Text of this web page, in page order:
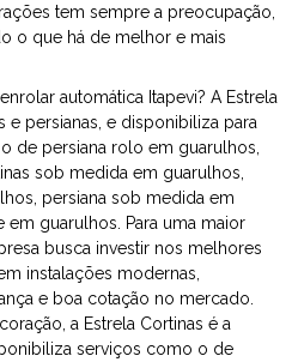
tem sempre a preocupação,
o que há de melhor e mais
automática Itapevi? A Estrela
e persianas, e disponibiliza para
de persiana rolo em guarulhos,
sob medida em guarulhos,
persiana sob medida em
guarulhos. Para uma maior
busca investir nos melhores
instalações modernas,
e boa cotação no mercado.
a Estrela Cortinas é a
serviços como o de